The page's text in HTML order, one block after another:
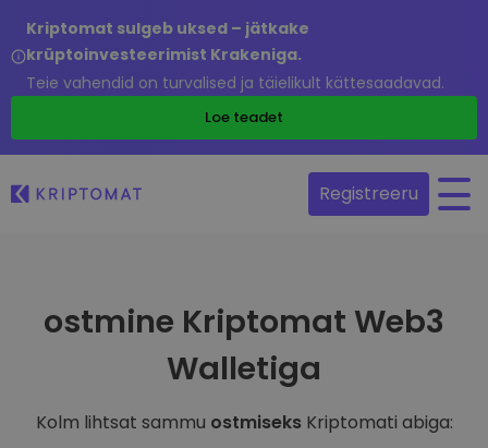
Kriptomat sulgeb uksed – jätkake
krüptoinvesteerimist Krakeniga.
Teie vahendid on turvalised ja täielikult kättesaadavad.
Loe teadet
Registreeru
ostmine Kriptomat Web3
Walletiga
Kolm lihtsat sammu ostmiseksKriptomati abiga: